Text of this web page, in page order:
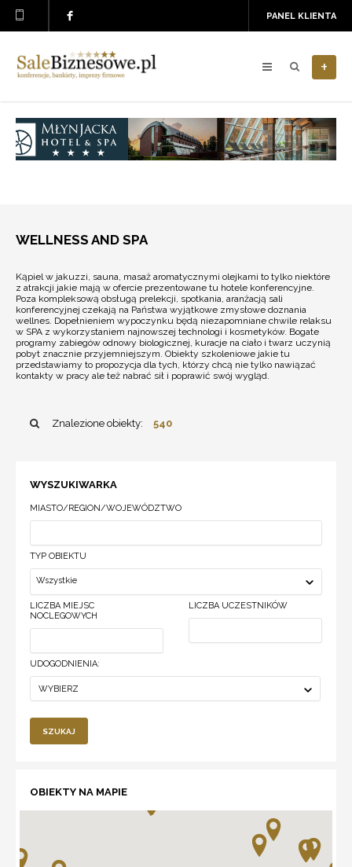
PANEL KLIENTA
+
WELLNESS AND SPA
Kąpiel w jakuzzi, sauna, masaż aromatycznymi olejkami to tylko niektóre
z atrakcji jakie mają w ofercie prezentowane tu hotele konferencyjne.
Poza kompleksową obsługą prelekcji, spotkania, aranżacją sali
konferencyjnej czekają na Państwa wyjątkowe zmysłowe doznania
wellnes. Dopełnieniem wypoczynku będą niezapomniane chwile relaksu
w SPA z wykorzystaniem najnowszej technologi i kosmetyków. Bogate
programy zabiegów odnowy biologicznej, kuracje na ciało i twarz uczynią
pobyt znacznie przyjemniejszym. Obiekty szkoleniowe jakie tu
przedstawiamy to propozycja dla tych, którzy chcą nie tylko nawiązać
kontakty w pracy ale też nabrać sił i poprawić swój wygląd.
Znalezione obiekty: 540
WYSZUKIWARKA
MIASTO/REGION/WOJEWÓDZTWO
TYP OBIEKTU
Wszystkie
LICZBA MIEJSC
NOCLEGOWYCH
LICZBA UCZESTNIKÓW
UDOGODNIENIA:
WYBIERZ
SZUKAJ
OBIEKTY NA MAPIE